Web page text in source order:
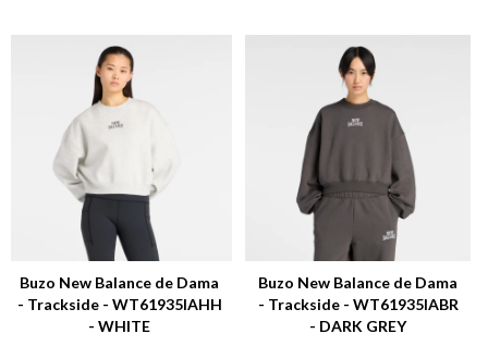
Buzo New Balance de Dama
- Trackside - WT61935IAHH
- WHITE
Buzo New Balance de Dama
- Trackside - WT61935IABR
- DARK GREY